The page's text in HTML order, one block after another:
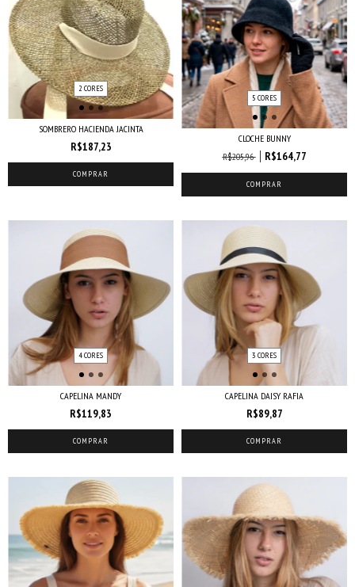
2 CORES
SOMBRERO HACIENDA JACINTA
R$187,23
COMPRAR
5 CORES
CLOCHE BUNNY
R$205,96
R$164,77
COMPRAR
4 CORES
CAPELINA MANDY
R$119,83
COMPRAR
3 CORES
CAPELINA DAISY RAFIA
R$89,87
COMPRAR